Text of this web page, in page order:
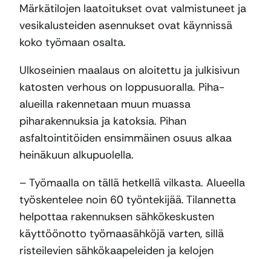
Märkätilojen laatoitukset ovat valmistuneet ja
vesikalusteiden asennukset ovat käynnissä
koko työmaan osalta.
Ulkoseinien maalaus on aloitettu ja julkisivun
katosten verhous on loppusuoralla. Piha-
alueilla rakennetaan muun muassa
piharakennuksia ja katoksia. Pihan
asfaltointitöiden ensimmäinen osuus alkaa
heinäkuun alkupuolella.
– Työmaalla on tällä hetkellä vilkasta. Alueella
työskentelee noin 60 työntekijää. Tilannetta
helpottaa rakennuksen sähkökeskusten
käyttöönotto työmaasähköjä varten, sillä
risteilevien sähkökaapeleiden ja kelojen